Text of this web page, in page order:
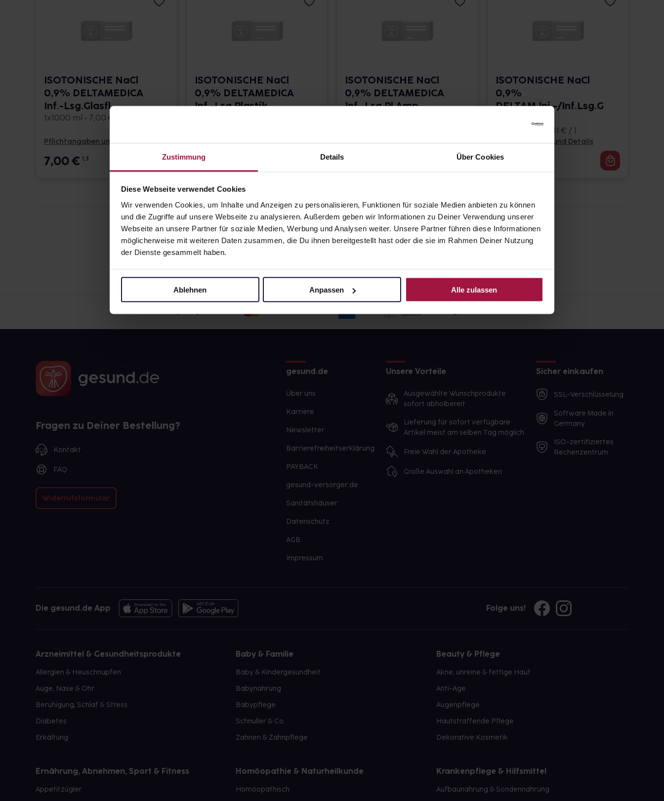
Zustimmung Details Über Cookies
Diese Webseite verwendet Cookies
Wir verwenden Cookies, um Inhalte und Anzeigen zu personalisieren, Funktionen für soziale Medien anbieten zu können
und die Zugriffe auf unsere Webseite zu analysieren. Außerdem geben wir Informationen zu Deiner Verwendung unserer
Webseite an unsere Partner für soziale Medien, Werbung und Analysen weiter. Unsere Partner führen diese Informationen
möglicherweise mit weiteren Daten zusammen, die Du ihnen bereitgestellt hast oder die sie im Rahmen Deiner Nutzung
der Dienste gesammelt haben.
Ablehnen Anpassen Alle zulassen
ISOTONISCHE NaCl
0,9% DELTAMEDICA
Inf.-Lsg.Glasfl.
1x1000 ml • 7,00 € / l
Pflichtangaben und Details
7,00€ 1, 3
ISOTONISCHE NaCl
0,9% DELTAMEDICA
Inf.-Lsg.Plastik
24,03
ISOTONISCHE NaCl
0,9% DELTAMEDICA
Inf.-Lsg.Pl.Amp.
ISOTONISCHE NaCl
0,9%
DELTAM.Inj.-/Inf.Lsg.G
20x100 ml • 19,81 € / l
Pflichtangaben und Details
39,62
Fragen zu Deiner Bestellung?
Kontakt
FAQ
Widerrufsformular
gesund.de
Über uns
Karriere
Newsletter
Barrierefreiheitserklärung
PAYBACK
gesund-versorger.de
Sanitätshäuser
Datenschutz
AGB
Impressum
Unsere Vorteile
Ausgewählte Wunschprodukte
sofort abholbereit
Lieferung für sofort verfügbare
Artikel meist am selben Tag möglich
Freie Wahl der Apotheke
Große Auswahl an Apotheken
Sicher einkaufen
SSL-Verschlüsselung
Software Made in
Germany
ISO-zertifiziertes
Rechenzentrum
Die gesund.de App Folge uns!
Arzneimittel & Gesundheitsprodukte
Allergien & Heuschnupfen
Auge, Nase & Ohr
Beruhigung, Schlaf & Stress
Diabetes
Erkältung
Baby & Familie
Baby & Kindergesundheit
Babynahrung
Babypflege
Schnuller & Co.
Zahnen & Zahnpflege
Beauty & Pflege
Akne, unreine & fettige Haut
Anti-Age
Augenpflege
Hautstraffende Pflege
Dekorative Kosmetik
Ernährung, Abnehmen, Sport & Fitness
Appetitzügler
Homöopathie & Naturheilkunde
Homöopathisch
Krankenpflege & Hilfsmittel
Aufbaunahrung & Sondennahrung